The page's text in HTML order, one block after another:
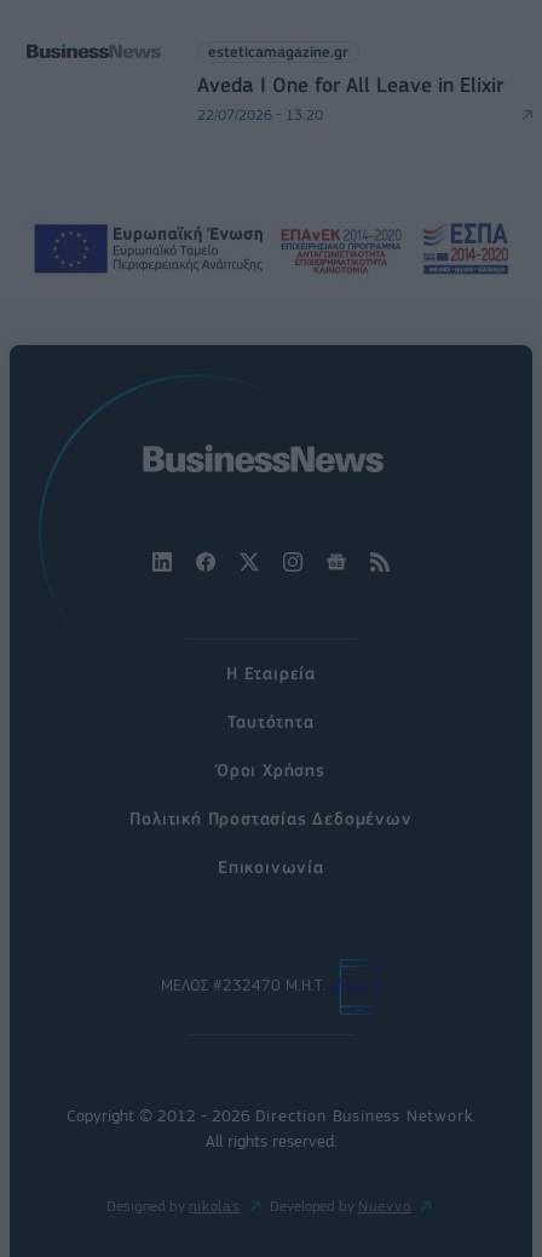
esteticamagazine.gr
Aveda I One for All Leave in Elixir
22/07/2026 - 13:20
Η Εταιρεία
Ταυτότητα
Όροι Χρήσης
Πολιτική Προστασίας Δεδομένων
Επικοινωνία
ΜΕΛΟΣ #232470 Μ.Η.Τ.
Copyright © 2012 - 2026 Direction Business Network
All rights reserved.
Designed by nikolas Developed by Nuevvo